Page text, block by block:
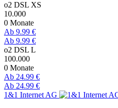
o2 DSL XS
10.000
0 Monate
Ab 9.99 €
Ab 9.99 €
o2 DSL L
100.000
0 Monate
Ab 24.99 €
Ab 24.99 €
1&1 Internet AG